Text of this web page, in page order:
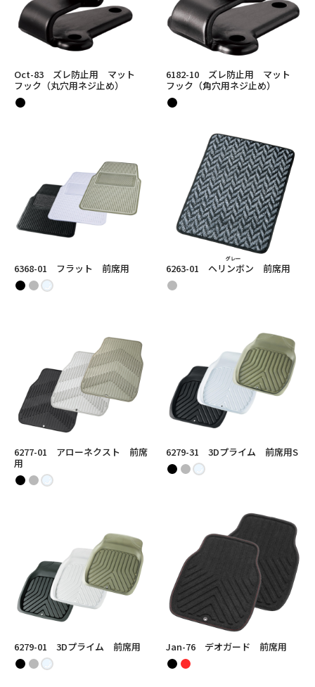
Oct-83 ズレ防止用 マット
フック（丸穴用ネジ止め）
6182-10 ズレ防止用 マット
フック（角穴用ネジ止め）
6368-01 フラット 前席用 6263-01 ヘリンボン 前席用
6277-01 アローネクスト 前席
用
6279-31 3Dプライム 前席用S
6279-01 3Dプライム 前席用 Jan-76 デオガード 前席用